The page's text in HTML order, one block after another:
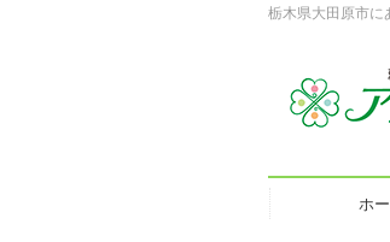
栃木県大田原市に
ホ